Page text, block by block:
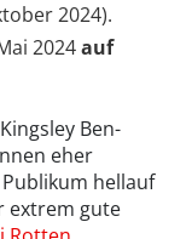
2024).
2024auf
Ben-
eher
hellauf
extrem gute